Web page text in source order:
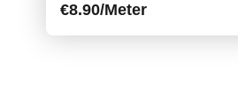
€8.90/Meter